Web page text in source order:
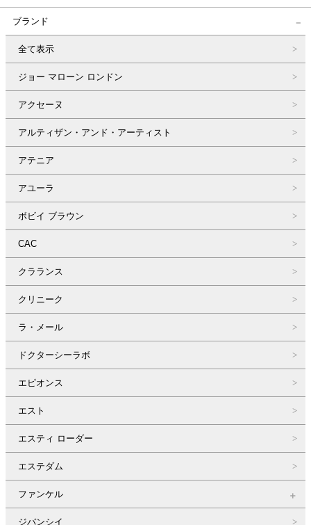
ブランド
全て表示
ジョー マローン ロンドン
アクセーヌ
アルティザン・アンド・アーティスト
アテニア
アユーラ
ボビイ ブラウン
CAC
クラランス
クリニーク
ラ・メール
ドクターシーラボ
エピオンス
エスト
エスティ ローダー
エステダム
ファンケル
ジバンシイ